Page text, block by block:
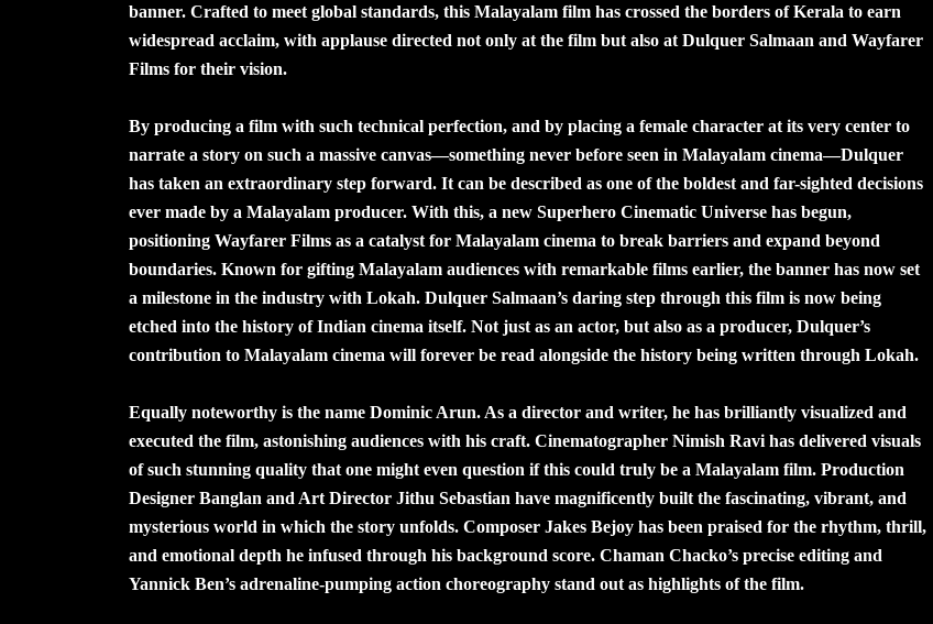
banner. Crafted to meet global standards, this Malayalam film has crossed the borders of Kerala to earn
widespread acclaim, with applause directed not only at the film but also at Dulquer Salmaan and Wayfarer
Films for their vision.
By producing a film with such technical perfection, and by placing a female character at its very center to
narrate a story on such a massive canvas—something never before seen in Malayalam cinema—Dulquer
has taken an extraordinary step forward. It can be described as one of the boldest and far-sighted decisions
ever made by a Malayalam producer. With this, a new Superhero Cinematic Universe has begun,
positioning Wayfarer Films as a catalyst for Malayalam cinema to break barriers and expand beyond
boundaries. Known for gifting Malayalam audiences with remarkable films earlier, the banner has now set
a milestone in the industry with Lokah. Dulquer Salmaan’s daring step through this film is now being
etched into the history of Indian cinema itself. Not just as an actor, but also as a producer, Dulquer’s
contribution to Malayalam cinema will forever be read alongside the history being written through Lokah.
Equally noteworthy is the name Dominic Arun. As a director and writer, he has brilliantly visualized and
executed the film, astonishing audiences with his craft. Cinematographer Nimish Ravi has delivered visuals
of such stunning quality that one might even question if this could truly be a Malayalam film. Production
Designer Banglan and Art Director Jithu Sebastian have magnificently built the fascinating, vibrant, and
mysterious world in which the story unfolds. Composer Jakes Bejoy has been praised for the rhythm, thrill,
and emotional depth he infused through his background score. Chaman Chacko’s precise editing and
Yannick Ben’s adrenaline-pumping action choreography stand out as highlights of the film.